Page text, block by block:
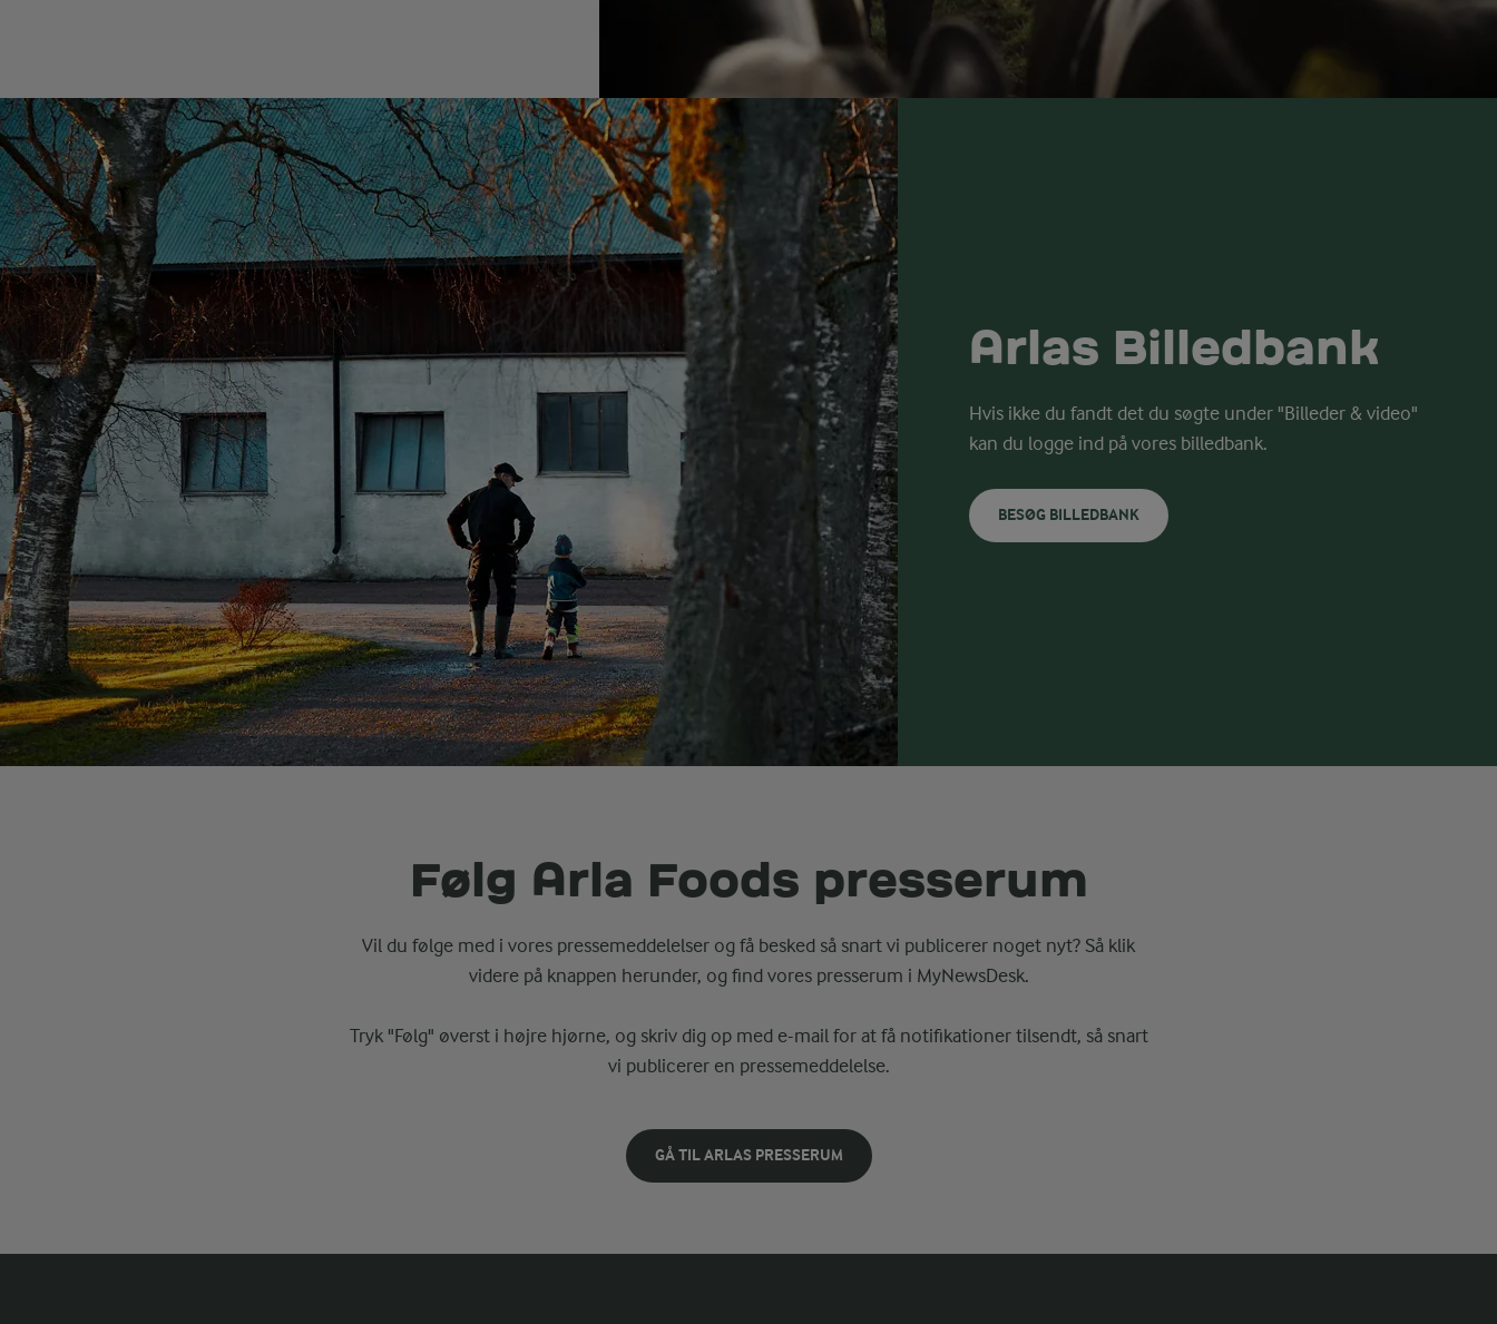
Arlas Billedbank
Hvis ikke du fandt det du søgte under "Billeder & video"
kan du logge ind på vores billedbank.
BESØG BILLEDBANK
Følg Arla Foods presserum
Vil du følge med i vores pressemeddelelser og få besked så snart vi publicerer noget nyt? Så klik
videre på knappen herunder, og find vores presserum i MyNewsDesk.
Tryk "Følg" øverst i højre hjørne, og skriv dig op med e-mail for at få notifikationer tilsendt, så snart
vi publicerer en pressemeddelelse.
GÅ TIL ARLAS PRESSERUM